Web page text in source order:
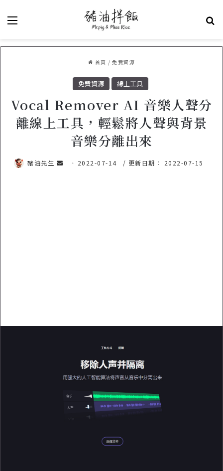
首頁 / 免費資源
免費資源 線上工具
Vocal Remover AI 音樂人聲分
離線上工具，輕鬆將人聲與背景
音樂分離出來
豬油先生 2022-07-14 / 更新日期： 2022-07-15